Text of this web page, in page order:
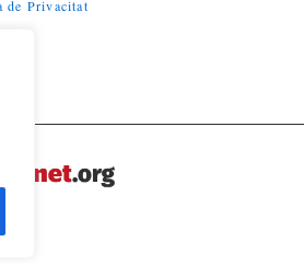
de Privacitat